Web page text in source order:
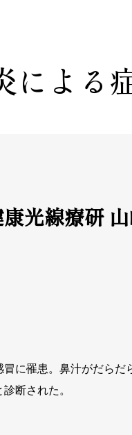
による
光線療研
に罹患。鼻汁がだら
断された。